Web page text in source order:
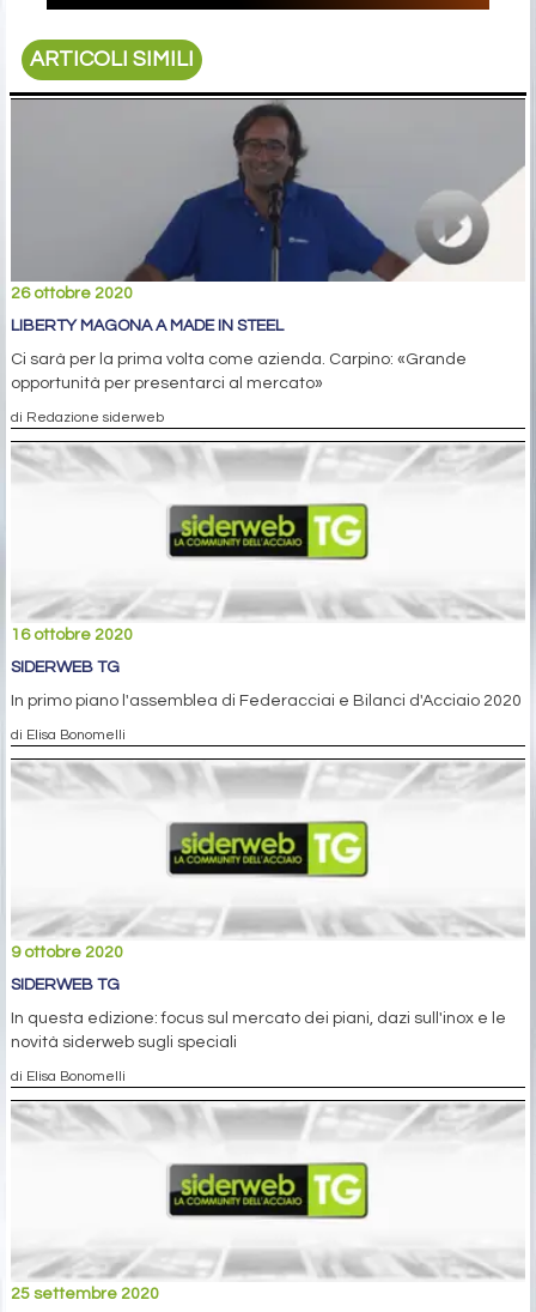
ARTICOLI SIMILI
26 ottobre 2020
LIBERTY MAGONA A MADE IN STEEL
Ci sarà per la prima volta come azienda. Carpino: «Grande
opportunità per presentarci al mercato»
di Redazione siderweb
16 ottobre 2020
SIDERWEB TG
In primo piano l'assemblea di Federacciai e Bilanci d'Acciaio 2020
di Elisa Bonomelli
9 ottobre 2020
SIDERWEB TG
In questa edizione: focus sul mercato dei piani, dazi sull'inox e le
novità siderweb sugli speciali
di Elisa Bonomelli
25 settembre 2020